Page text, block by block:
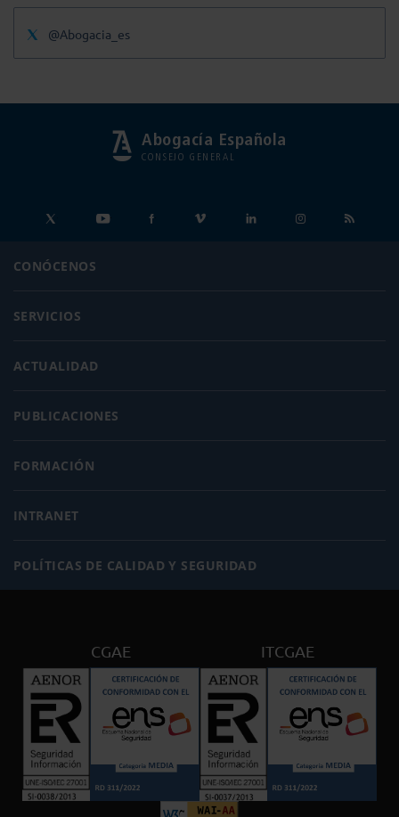
@Abogacia_es
Abogacía Española
CONSEJO GENERAL
CONÓCENOS
SERVICIOS
ACTUALIDAD
PUBLICACIONES
FORMACIÓN
INTRANET
POLÍTICAS DE CALIDAD Y SEGURIDAD
CGAE ITCGAE